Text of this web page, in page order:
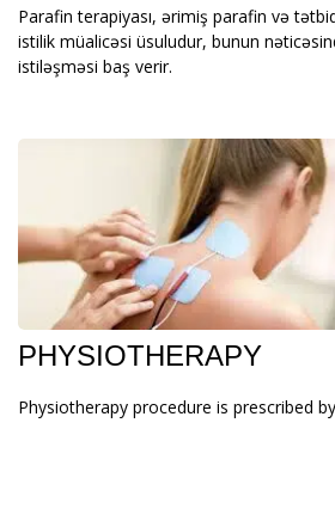
Parafin terapiyası, ərimiş parafin və
istilik müalicəsi üsuludur, bunun
istiləşməsi baş verir.
PHYSIOTHERAPY
Physiotherapy procedure is prescribed